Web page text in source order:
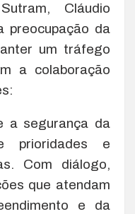
Cláudio
preocupação da
um tráfego
a colaboração
a segurança da
prioridades e
Com diálogo,
que atendam
e da